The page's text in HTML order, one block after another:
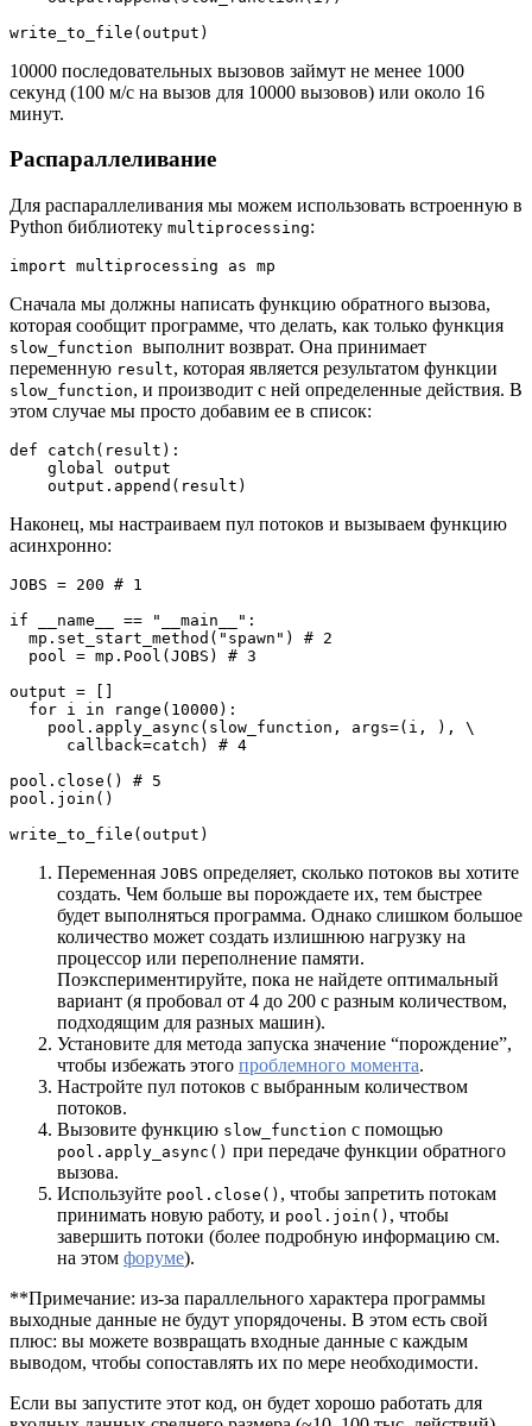
write_to_file(output)
10000 последовательных вызовов займут не менее 1000
секунд (100 м/с на вызов для 10000 вызовов) или около 16
минут.
Распараллеливание
Для распараллеливания мы можем использовать встроенную в
Python библиотеку multiprocessing:
import multiprocessing as mp
Сначала мы должны написать функцию обратного вызова,
которая сообщит программе, что делать, как только функция
slow_function выполнит возврат. Она принимает
переменную result, которая является результатом функции
slow_function, и производит с ней определенные действия. В
этом случае мы просто добавим ее в список:
def catch(result):
    output.append(result)
Наконец, мы настраиваем пул потоков и вызываем функцию
асинхронно:
JOBS = 200 # 1
if __name__ == "__main__":
output = []
pool.close() # 5
pool.join()
write_to_file(output)
Переменная JOBS определяет, сколько потоков вы хотите
создать. Чем больше вы порождаете их, тем быстрее
будет выполняться программа. Однако слишком большое
количество может создать излишнюю нагрузку на
процессор или переполнение памяти.
Поэкспериментируйте, пока не найдете оптимальный
вариант (я пробовал от 4 до 200 с разным количеством,
подходящим для разных машин).
Установите для метода запуска значение “порождение”,
чтобы избежать этого проблемного момента.
Настройте пул потоков с выбранным количеством
потоков.
Вызовите функцию slow_function с помощью
pool.apply_async() при передаче функции обратного
вызова.
Используйте pool.close() , чтобы запретить потокам
принимать новую работу, и pool.join() , чтобы
завершить потоки (более подробную информацию см.
на этом форуме).
**Примечание: из-за параллельного характера программы
выходные данные не будут упорядочены. В этом есть свой
плюс: вы можете возвращать входные данные с каждым
выводом, чтобы сопоставлять их по мере необходимости.
Если вы запустите этот код, он будет хорошо работать для